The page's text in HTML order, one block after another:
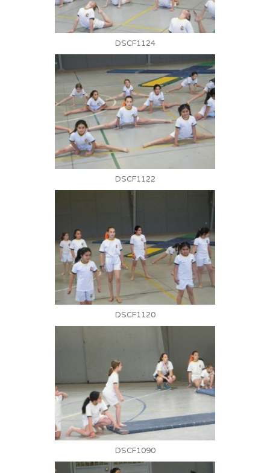
DSCF1124
DSCF1122
DSCF1120
DSCF1090